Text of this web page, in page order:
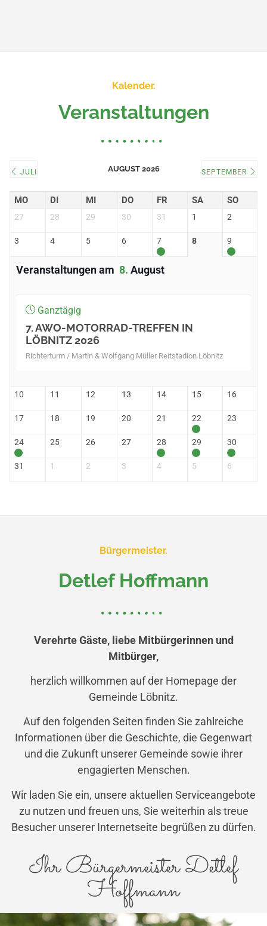
Kalender.
Veranstaltungen
JULI AUGUST 2026 SEPTEMBER
MO DI MI DO FR SA SO
27 28 29 30 31 1 2
3 4 5 6 7 8 9
Veranstaltungen am 8 August
Ganztägig
7. AWO-MOTORRAD-TREFFEN IN
LÖBNITZ 2026
Richterturm / Martin & Wolfgang Müller Reitstadion Löbnitz
10 11 12 13 14 15 16
17 18 19 20 21 22 23
24 25 26 27 28 29 30
31 1 2 3 4 5 6
Bürgermeister.
Detlef Hoffmann
Verehrte Gäste, liebe Mitbürgerinnen und
Mitbürger,
herzlich willkommen auf der Homepage der
Gemeinde Löbnitz.
Auf den folgenden Seiten finden Sie zahlreiche
Informationen über die Geschichte, die Gegenwart
und die Zukunft unserer Gemeinde sowie ihrer
engagierten Menschen.
Wir laden Sie ein, unsere aktuellen Serviceangebote
zu nutzen und freuen uns, Sie weiterhin als treue
Besucher unserer Internetseite begrüßen zu dürfen.
Ihr Bürgermeister Detlef
Hoffmann